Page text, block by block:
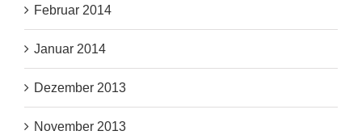
Februar 2014
Januar 2014
Dezember 2013
November 2013